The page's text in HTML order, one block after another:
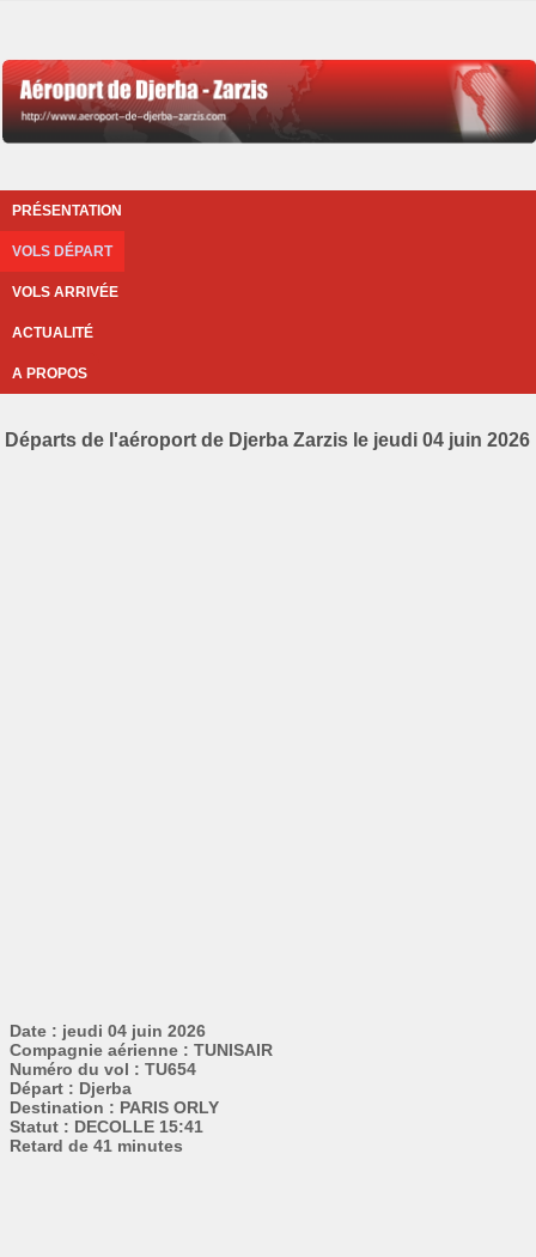
PRÉSENTATION
VOLS DÉPART
VOLS ARRIVÉE
ACTUALITÉ
A PROPOS
Départs de l'aéroport de Djerba Zarzis le jeudi 04 juin 2026
Date : jeudi 04 juin 2026
Compagnie aérienne : TUNISAIR
Numéro du vol : TU654
Départ : Djerba
Destination : PARIS ORLY
Statut : DECOLLE 15:41
Retard de 41 minutes